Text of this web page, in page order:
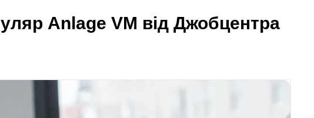
Anlage VM від Джобцентра